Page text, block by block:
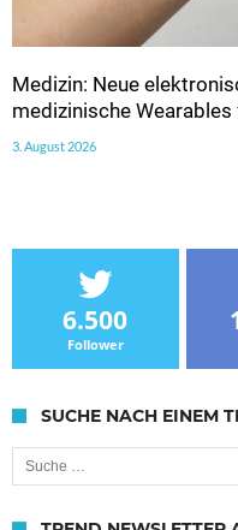
Medizin: Neue
medizinische
3. August 2026
6.500
Follower
SUCHE NACH EINEM
Suche nach: